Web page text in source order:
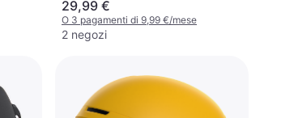
29,99 €
O 3 pagamenti di 9,99 €/mese
2 negozi